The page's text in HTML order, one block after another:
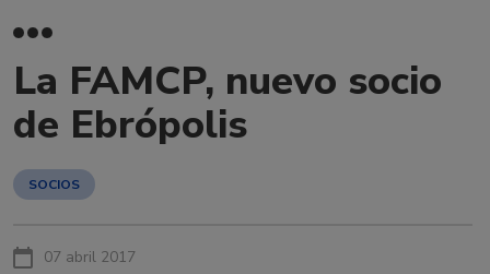
La FAMCP, nuevo socio
de Ebrópolis
SOCIOS
07 abril 2017